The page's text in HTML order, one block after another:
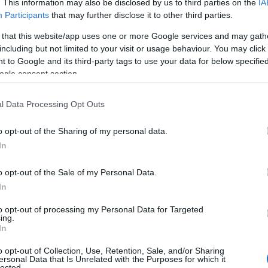
This information may also be disclosed by us to third parties on the
Participants that may further disclose it to other third parties.
that this website/app uses one or more Google services and may
but not limited to your visit or usage behaviour. You may
to Google and its third-party tags to use your data for below
consent section.
Data Processing Opt Outs
opt-out of the Sharing of my personal data.
opt-out of the Sale of my Personal Data.
opt-out of processing my Personal Data for Targeted
opt-out of Collection, Use, Retention, Sale, and/or Sharing
Data that Is Unrelated with the Purposes for which it
των γονέων/κηδεμόνων (SMS), επιστολή) και να
των μαθητών/τριών. Η ενημέρωση πρέπει να
σημειώθηκε. Σε περίπτωση που μαθητής/τρια
(30) συνολικά απουσίες, ο/η υπεύθυνος/η του
της μαθητή/τριας και ενημερώνει τον/τη Διευθυντή/
εβδομάδα το αργότερο και το ηλεκτρονικά τηρούμενο
πρώτη φορά, θεσμοθετείται η μη προσμέτρηση
οι οποίες οφείλονται σε σοβαρά και επείγοντα
αφορά τον χαρακτηρισμό της φοίτησης, ειδικά για
και η φοίτηση μαθητή/-τριας που
α) για τις παραπάνω από τις 114 έχει
β) ο Γενικός Μέσος Όρος της προφορικής
των δύο τετραμηνιαίων βαθμών διαιρούμενο με τον
πλήρες και γ) δεν έχει κάνει χρήση της μη